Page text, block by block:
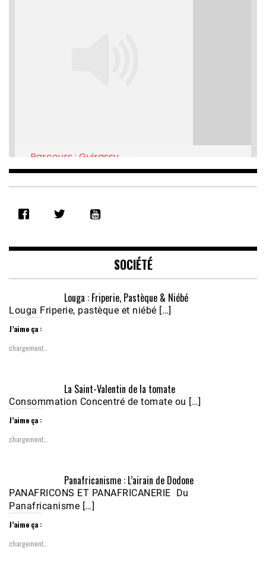
RSS FEED
EMBED
Parcours : Guirassy
Feb 16, 2021 • 28:08
Nobana (Podologue)
Feb 24, 2021 • 28mn
SOCIÉTÉ
Louga : Friperie, Pastèque & Niébé
Louga Friperie, pastèque et niébé […]
J’aime ça :
chargement…
La Saint-Valentin de la tomate
Consommation Concentré de tomate ou […]
J’aime ça :
chargement…
Panafricanisme : L’airain de Dodone
PANAFRICONS ET PANAFRICANERIE Du
Panafricanisme […]
J’aime ça :
chargement…